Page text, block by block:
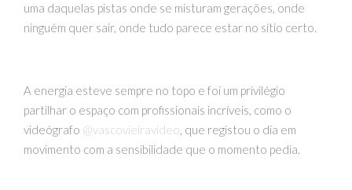
uma daquelas pistas onde se misturam gerações, onde
ninguém quer sair, onde tudo parece estar no sítio certo.
A energia esteve sempre no topo e foi um privilégio
partilhar o espaço com profissionais incríveis, como o
videógrafo @vascovieiravideo, que registou o dia em
movimento com a sensibilidade que o momento pedia.